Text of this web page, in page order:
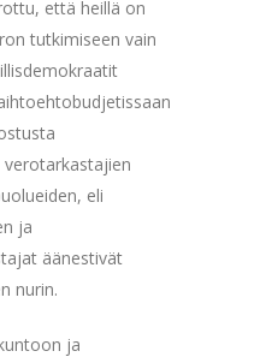
että heillä on
tutkimiseen vain
eli
ja
äänestivät
nurin.
ja